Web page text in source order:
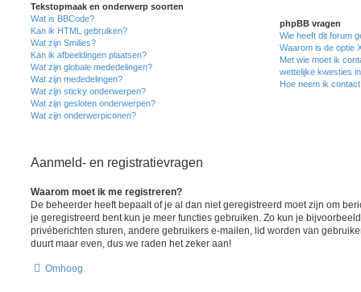
Tekstopmaak en onderwerp soorten
Wat is BBCode?
Kan ik HTML gebruiken?
Wat zijn Smilies?
Kan ik afbeeldingen plaatsen?
Wat zijn globale mededelingen?
Wat zijn mededelingen?
Wat zijn sticky onderwerpen?
Wat zijn gesloten onderwerpen?
Wat zijn onderwerpiconen?
phpBB vragen
Wie heeft dit forum
Waarom is de optie
Met wie moet ik
wettelijke kwesties
Hoe neem ik
Aanmeld- en registratievragen
Waarom moet ik me registreren?
De beheerder heeft bepaalt of je al dan niet geregistreerd moet zijn om
je geregistreerd bent kun je meer functies gebruiken. Zo kun je
privéberichten sturen, andere gebruikers e-mailen, lid worden van
duurt maar even, dus we raden het zeker aan!
Omhoog